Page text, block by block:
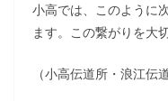
小高では、このように
ます。この繋がりを大
（小高伝道所・浪江伝